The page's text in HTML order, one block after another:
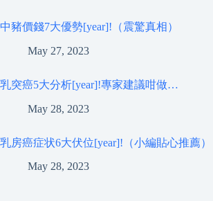
中豬價錢7大優勢[year]!（震驚真相）
May 27, 2023
乳突癌5大分析[year]!專家建議咁做…
May 28, 2023
乳房癌症状6大伏位[year]!（小編貼心推薦）
May 28, 2023